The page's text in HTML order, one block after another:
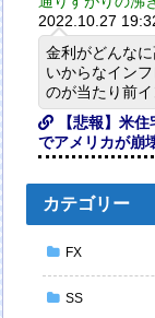
2022.10.27
金利がどんな
いからなイン
のが当たり前
【悲報】米
でアメリカが崩
カテゴリー
FX
SS